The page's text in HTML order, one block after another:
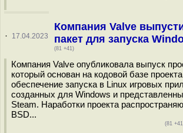
· 17.04.2023
Компания Valve
пакет для запуска
(81 +41)
Компания Valve опубликовала выпуск
который основан на кодовой базе
обеспечение запуска в Linux игровых
созданных для Windows и
Steam. Наработки проекта
BSD...
(81